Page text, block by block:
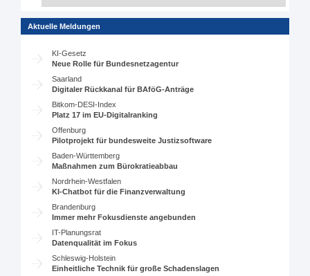
Aktuelle Meldungen
KI-Gesetz
Neue Rolle für Bundesnetzagentur
Saarland
Digitaler Rückkanal für BAföG-Anträge
Bitkom-DESI-Index
Platz 17 im EU-Digitalranking
Offenburg
Pilotprojekt für bundesweite Justizsoftware
Baden-Württemberg
Maßnahmen zum Bürokratieabbau
Nordrhein-Westfalen
KI-Chatbot für die Finanzverwaltung
Brandenburg
Immer mehr Fokusdienste angebunden
IT-Planungsrat
Datenqualität im Fokus
Schleswig-Holstein
Einheitliche Technik für große Schadenslagen